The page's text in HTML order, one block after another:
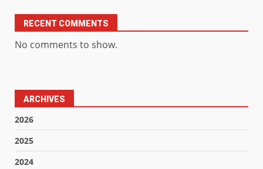
RECENT COMMENTS
No comments to show.
ARCHIVES
2026
2025
2024